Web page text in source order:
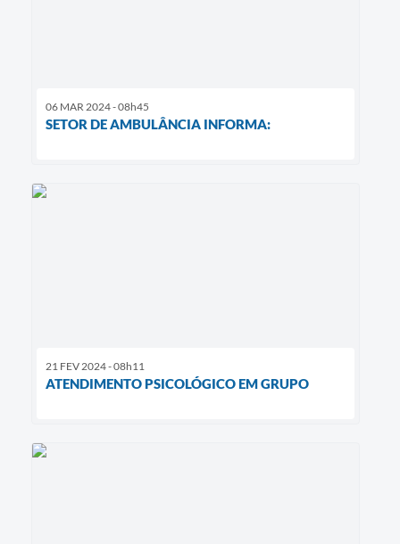
06 MAR 2024 - 08h45
SETOR DE AMBULÂNCIA INFORMA:
21 FEV 2024 - 08h11
ATENDIMENTO PSICOLÓGICO EM GRUPO